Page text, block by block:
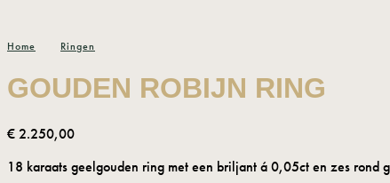
Home Ringen
GOUDEN ROBIJN RING
€2.250,00
18 karaats geelgouden ring met een briljant á 0,05ct en zes